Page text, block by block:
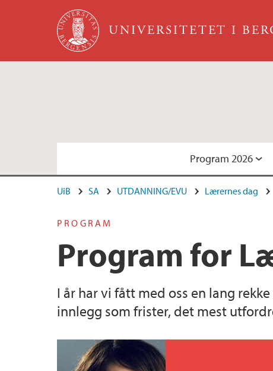
Hopp til hovedinnhold
UNIVERSITETET I
Program 2026
Program
Presentasjoner fra innlegg 2026
UiB SA UTDANNING/EVU Lærernes dag
PROGRAM
Program for
I år har vi fått med oss en lang
innlegg som frister, det mest